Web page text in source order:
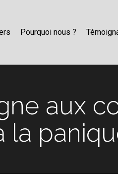
Pourquoi nous ?
aux
la